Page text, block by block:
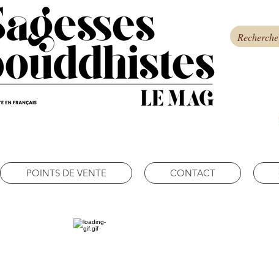
POINTS DE VENTE CONTACT